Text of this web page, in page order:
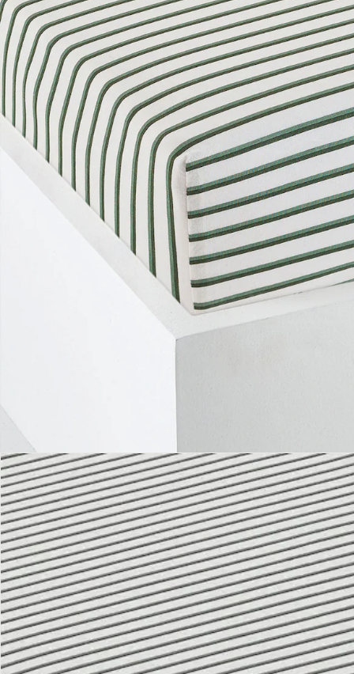
Lieferbar - in 6-7 Werktagen bei Dir
Versand durch Partner
Filialabholung
Einen Moment bitte...
Produktbeschreibung
Hinweise, Siegel & Hersteller
Bestellung & Lieferung
Retoure & Reklamation
Gutscheine & Aktionen
Kontakt & Service